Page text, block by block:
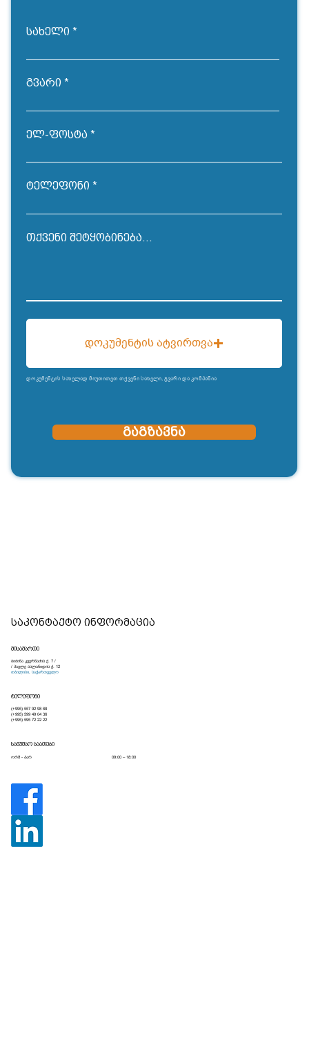
სახელი
გვარი
ელ-ფოსტა
ტელეფონი
თქვენი შეტყობინება...
დოკუმენტის ატვირთვა
დოკუმენტის სახელად მიუთითეთ თქვენი სახელი, გვარი და კომპანია
გაგზავნა
საკონტაქტო ინფორმაცია
მისამართი
ბიძინა კვერნაძის ქ. 7 /
/ პავლე ასლანიდის ქ. 12
თბილისი, საქართველო
ტელეფონი
(+995) 557 92 98 68
(+995) 599 49 04 36
(+995) 595 72 22 22
სამუშაო საათები
ორშ - პარ 09:00 – 18:00